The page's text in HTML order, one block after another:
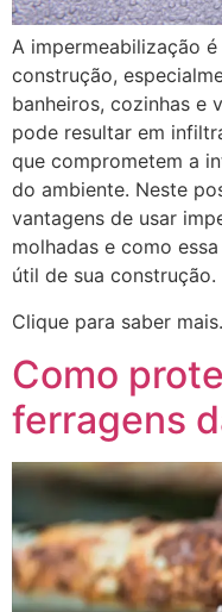
A impermeabilização
construção,
banheiros, cozinhas e
pode resultar em
que comprometem a
do ambiente. Neste
vantagens de usar
molhadas e como
útil de sua construção.
Clique para saber mais.
Como
ferragens